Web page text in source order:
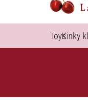
ToysKinky